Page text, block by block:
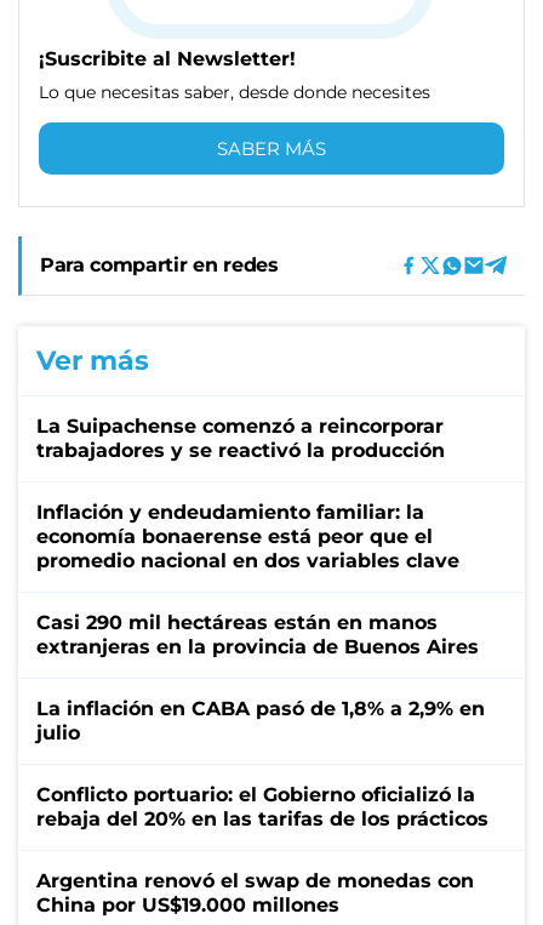
¡Suscribite al Newsletter!
Lo que necesitas saber, desde donde necesites
SABER MÁS
Para compartir en redes
Ver más
La Suipachense comenzó a reincorporar
trabajadores y se reactivó la producción
Inflación y endeudamiento familiar: la
economía bonaerense está peor que el
promedio nacional en dos variables clave
Casi 290 mil hectáreas están en manos
extranjeras en la provincia de Buenos Aires
La inflación en CABA pasó de 1,8% a 2,9% en
julio
Conflicto portuario: el Gobierno oficializó la
rebaja del 20% en las tarifas de los prácticos
Argentina renovó el swap de monedas con
China por US$19.000 millones